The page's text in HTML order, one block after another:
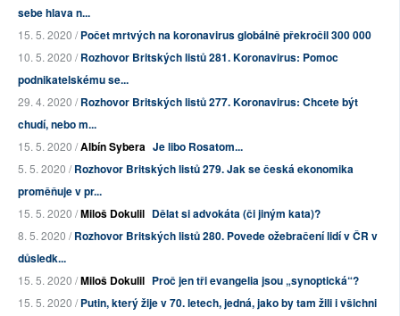
sebe hlava n...
15. 5. 2020 /Počet mrtvých na koronavirus globálně překročil 300 000
10. 5. 2020 /Rozhovor Britských listů 281. Koronavirus: Pomoc
podnikatelskému se...
29. 4. 2020 /Rozhovor Britských listů 277. Koronavirus: Chcete být
chudí, nebo m...
15. 5. 2020 /Albín Sybera Je libo Rosatom...
5. 5. 2020 /Rozhovor Britských listů 279. Jak se česká ekonomika
proměňuje v pr...
15. 5. 2020 /Miloš Dokulil Dělat si advokáta (či jiným kata)?
8. 5. 2020 /Rozhovor Britských listů 280. Povede ožebračení lidí v ČR v
důsledk...
15. 5. 2020 /Miloš Dokulil Proč jen tři evangelia jsou „synoptická“?
15. 5. 2020 /Putin, který žije v 70. letech, jedná, jako by tam žili i všichni